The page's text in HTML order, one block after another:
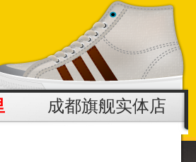
成都旗舰实体店